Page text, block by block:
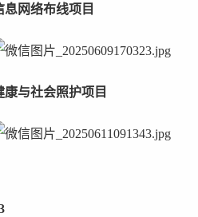
息网络布线项目
康与社会照护项目